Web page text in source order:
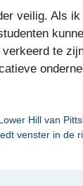
veilig. Als
te
Hill van
venster in de